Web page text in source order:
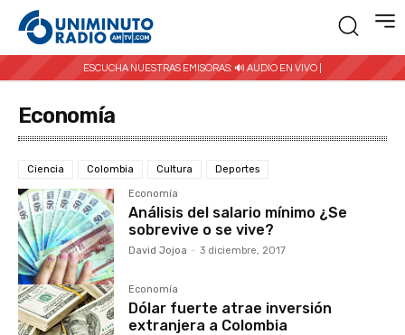
ESCUCHA NUESTRAS EMISORAS: 🔊 AUDIO EN VIVO |
Economía
Ciencia Colombia Cultura Deportes
Economía
Análisis del salario mínimo ¿Se
sobrevive o se vive?
David Jojoa - 3 diciembre, 2017
Economía
Dólar fuerte atrae inversión
extranjera a Colombia